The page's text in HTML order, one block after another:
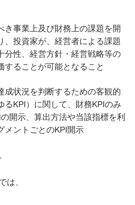
き事業上及び財務上の課題を開
、投資家が、経営者による課題
分性、経営方針・経営戦略等の
することが可能となること
成状況を判断するための客観的
るKPI）に関して、財務KPIのみ
開示、算出方法や当該指標を利
メントごとのKPI開示
は、